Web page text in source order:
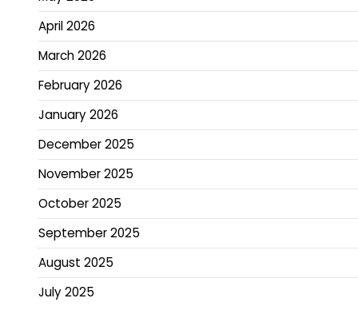
April 2026
March 2026
February 2026
January 2026
December 2025
November 2025
October 2025
September 2025
August 2025
July 2025